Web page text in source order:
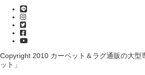
Copyright 2010 カーペット＆ラグ通販の大型
ット」